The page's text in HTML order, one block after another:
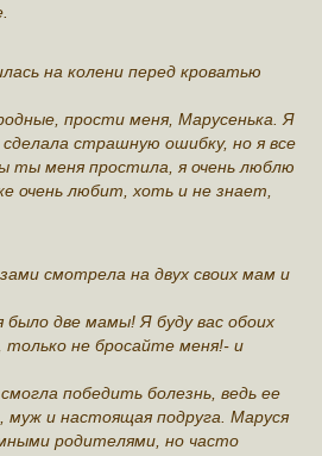
на колени перед кроватью
прости меня, Марусенька. Я
страшную ошибку, но я все
ты меня простила, я очень люблю
очень любит, хоть и не знает,
смотрела на двух своих мам и
две мамы! Я буду вас обоих
только не бросайте меня!- и
победить болезнь, ведь ее
муж и настоящая подруга. Маруся
родителями, но часто